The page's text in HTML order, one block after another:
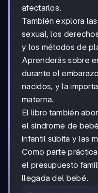
afectarlos.
También explora
sexual, los
y los métodos de
Aprenderás sobre
durante el
nacidos, y la
materna.
El libro también
el síndrome de
infantil súbita y las
Como parte
el presupuesto
llegada del bebé.